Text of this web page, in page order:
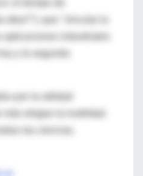
el tiempo de
aplicaciones industriales
y la segunda
más elogiar la inutilidad
las ciencias.